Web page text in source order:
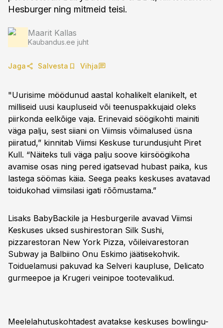
Hesburger ning mitmeid teisi.
Maarit Kallas
Kaubandus.ee juht
Jaga Salvesta Vihja
"Uurisime möödunud aastal kohalikelt elanikelt, et
milliseid uusi kaupluseid või teenuspakkujaid oleks
piirkonda eelkõige vaja. Erinevaid söögikohti mainiti
väga palju, sest siiani on Viimsis võimalused üsna
piiratud,” kinnitab Viimsi Keskuse turundusjuht Piret
Kull. “Näiteks tuli väga palju soove kiirsöögikoha
avamise osas ning pered igatsevad hubast paika, kus
lastega söömas käia. Seega peaks keskuses avatavad
toidukohad viimsilasi igati rõõmustama.”
Lisaks BabyBackile ja Hesburgerile avavad Viimsi
Keskuses uksed sushirestoran Silk Sushi,
pizzarestoran New York Pizza, võileivarestoran
Subway ja Balbiino Onu Eskimo jäätisekohvik.
Toiduelamusi pakuvad ka Selveri kaupluse, Delicato
gurmeepoe ja Krugeri veinipoe tootevalikud.
Meelelahutuskohtadest avatakse keskuses bowlingu-